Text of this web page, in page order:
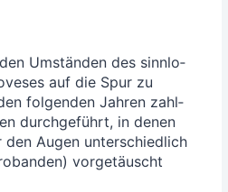
Umstän­den des sinn­lo­
auf die Spur zu
fol­gen­den Jah­ren zahl­
durch­ge­führt, in denen
Augen unter­schied­lich
vor­ge­täuscht